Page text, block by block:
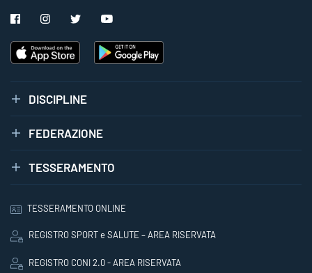
DISCIPLINE
FEDERAZIONE
TESSERAMENTO
TESSERAMENTO ONLINE
REGISTRO SPORT e SALUTE – AREA RISERVATA
REGISTRO CONI 2.0 - AREA RISERVATA